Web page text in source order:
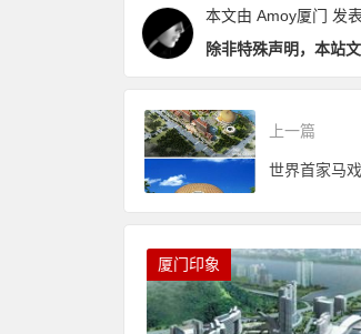
本文由 Amoy厦门 发
除非特殊声明，本站
上一篇
厦门印象